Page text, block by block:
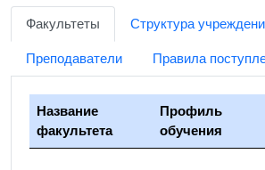
Факультеты
Структура
Преподаватели
Правила
Название
факультета
Профиль
обучения